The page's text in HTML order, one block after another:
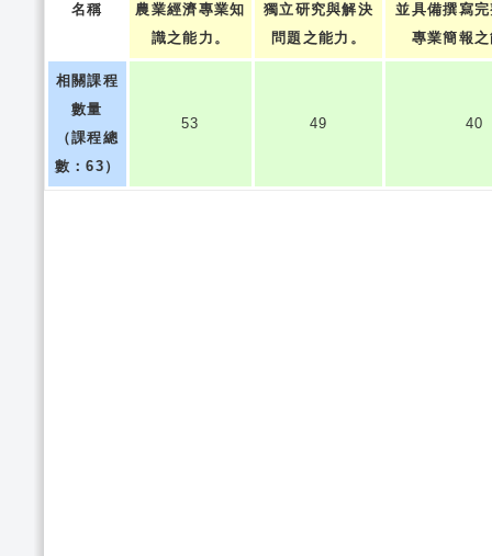
名稱
農業經濟專業知
識之能力。
獨立研究與解決
問題之能力。
並具備撰寫
專業簡報
相關課程
數量
（課程總
數：63）
53 49 40